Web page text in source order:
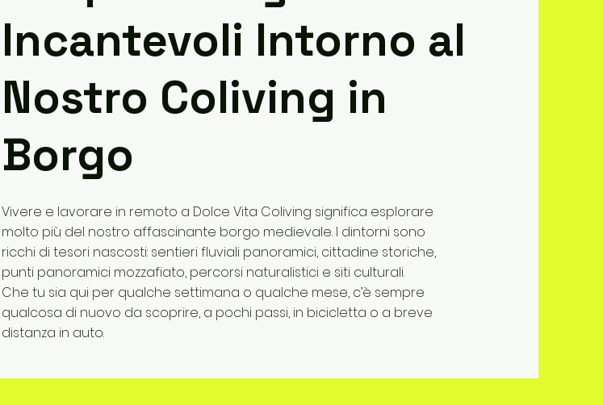
Incantevoli Intorno al
Nostro Coliving in
Borgo
Vivere e lavorare in remoto a Dolce Vita Coliving significa esplorare
molto più del nostro affascinante borgo medievale. I dintorni sono
ricchi di tesori nascosti: sentieri fluviali panoramici, cittadine storiche,
punti panoramici mozzafiato, percorsi naturalistici e siti culturali.
Che tu sia qui per qualche settimana o qualche mese, c’è sempre
qualcosa di nuovo da scoprire, a pochi passi, in bicicletta o a breve
distanza in auto.